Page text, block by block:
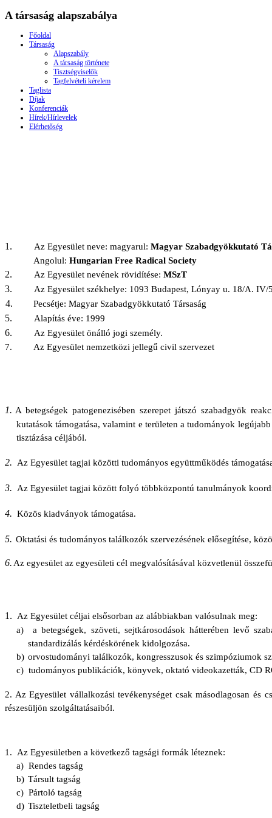
A társaság alapszabálya
Főoldal
Társaság
Alapszabály
A társaság története
Tisztségviselők
Tagfelvételi kérelem
Taglista
Díjak
Konferenciák
Hírek/Hírlevelek
Elérhetőség
1. Az Egyesület neve: magyarul: Magyar Szabadgyökkutató
Angolul: Hungarian Free Radical Society
2. Az Egyesület nevének rövidítése: MSzT
3. Az Egyesület székhelye: 1093 Budapest, Lónyay u. 18/A. IV/
4. Pecsétje: Magyar Szabadgyökkutató Társaság
5. Alapítás éve: 1999
6.
Az Egyesület önálló jogi személy.
7. Az Egyesület nemzetközi jellegű civil szervezet
1. A betegségek patogenezisében szerepet játszó szabadgyök
kutatások támogatása, valamint e területen a tudományok
tisztázása céljából.
2. Az Egyesület tagjai közötti tudományos együttműködés
3. Az Egyesület tagjai között folyó többközpontú tanulmányok
4. Közös kiadványok támogatása.
5. Oktatási és tudományos találkozók szervezésének elősegítése,
6. Az egyesület az egyesületi cél megvalósításával közvetlenül
1.
Az Egyesület céljai elsősorban az alábbiakban valósulnak meg:
a)
a betegségek, szöveti, sejtkárosodások hátterében levő
standardizálás kérdéskörének kidolgozása.
b) orvostudományi találkozók, kongresszusok és szimpóziumok
c) tudományos publikációk, könyvek, oktató videokazetták, CD
2. Az Egyesület vállalkozási tevékenységet csak másodlagosan
részesüljön szolgáltatásaiból.
1.
Az Egyesületben a következő tagsági formák léteznek:
a) Rendes tagság
b) Társult tagság
c) Pártoló tagság
d) Tiszteletbeli tagság